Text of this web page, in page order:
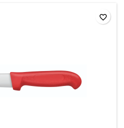
favorite_border